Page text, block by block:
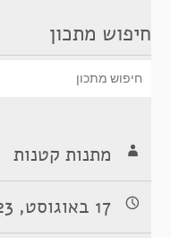
חיפוש מתכון
מתנות קטנות
17 באוגוסט, 2023